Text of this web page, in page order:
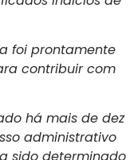
foi prontamente
contribuir com
há mais de dez
administrativo